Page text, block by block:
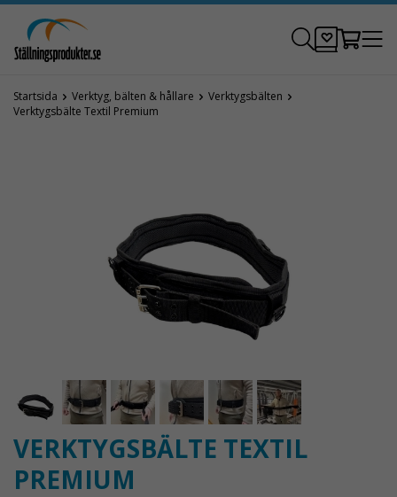
Startsida Verktyg, bälten & hållare
Verktygsbälten
Verktygsbälte Textil Premium
VERKTYGSBÄLTE TEXTIL
PREMIUM